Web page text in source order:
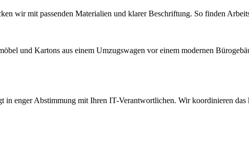
wir mit passenden Materialien und klarer Beschriftung. So finden
in enger Abstimmung mit Ihren IT-Verantwortlichen. Wir koordinieren